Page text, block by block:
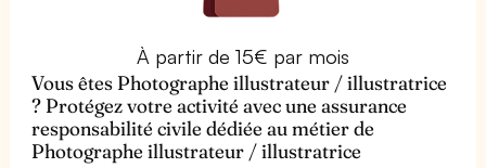
À partir de 15€ par mois
Vous êtes Photographe illustrateur / illustratrice
? Protégez votre activité avec une assurance
responsabilité civile dédiée au métier de
Photographe illustrateur / illustratrice